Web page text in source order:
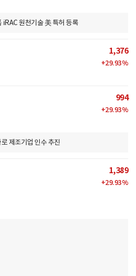
iRAC 원천기술 美 특허 등록
1,376
+29.93%
994
+29.93%
제조기업 인수 추진
1,389
+29.93%